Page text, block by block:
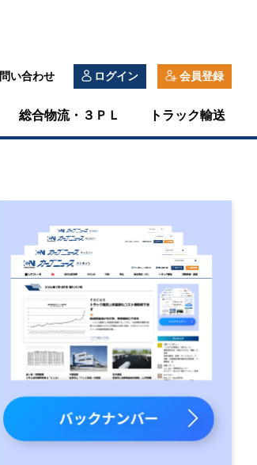
問い合わせ ログイン 会員登録
総合物流・３ＰＬ トラック輸送